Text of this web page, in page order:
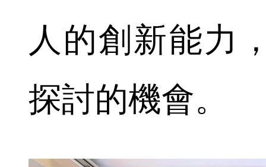
人的創新能力
探討的機會。